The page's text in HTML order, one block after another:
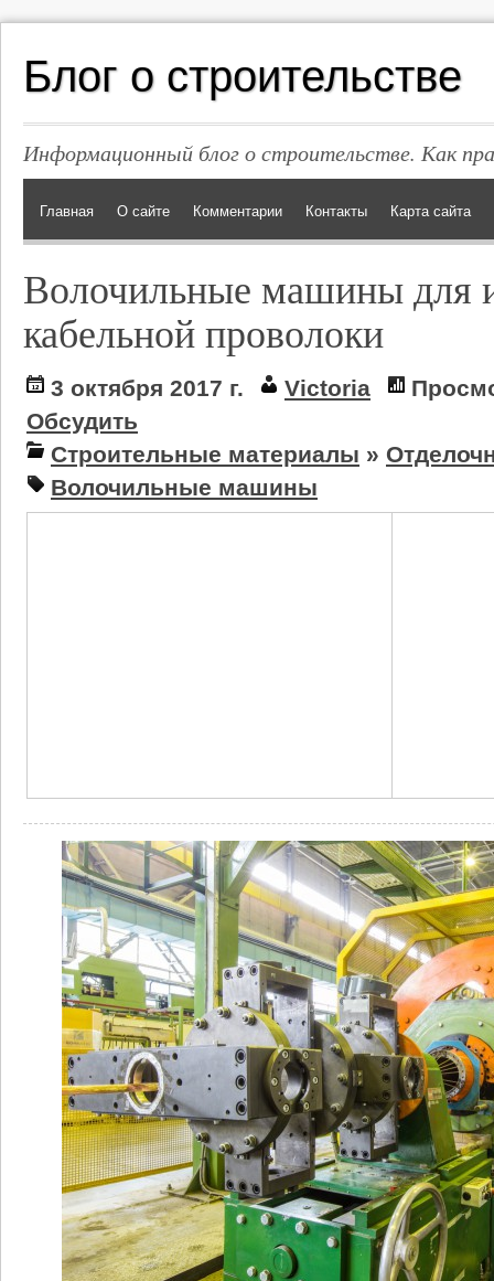
Блог о строительстве
Информационный блог о строительстве. Как
Главная О сайте Комментарии Контакты Карта сайта
Волочильные машины для
кабельной проволоки
3 октября 2017 г. Victoria
Обсудить
Строительные материалы »
Волочильные машины